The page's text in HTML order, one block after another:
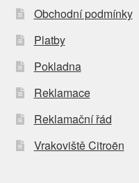
Obchodní podmínky
Platby
Pokladna
Reklamace
Reklamační řád
Vrakoviště Citroën